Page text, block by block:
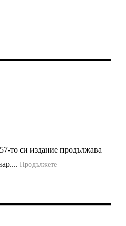
то си издание продължава
Продължете